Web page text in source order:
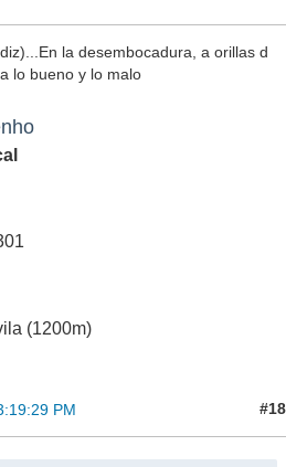
la desembocadura, a orillas d
lo bueno y lo malo
(1200m)
PM #18